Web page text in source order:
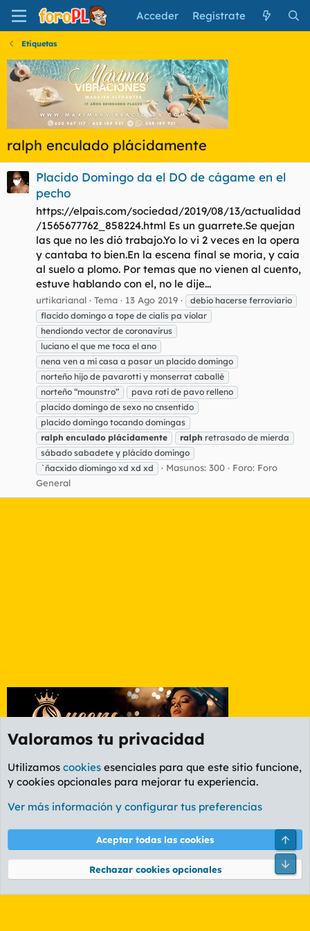
Acceder Regístrate
Etiquetas
ralph enculado plácidamente
Placido Domingo da el DO de cágame en el
pecho
https://elpais.com/sociedad/2019/08/13/actualidad
/1565677762_858224.html Es un guarrete.Se quejan
las que no les dió trabajo.Yo lo vi 2 veces en la opera
y cantaba to bien.En la escena final se moria, y caia
al suelo a plomo. Por temas que no vienen al cuento,
estuve hablando con el, no le dije...
urtikarianal Tema 13 Ago 2019
debio hacerse ferroviario
flacido domingo a tope de cialis pa violar
hendiondo vector de coronavirus
luciano el que me toca el ano
nena ven a mi casa a pasar un placido domingo
norteño hijo de pavarotti y monserrat caballé
norteño “mounstro”
pava roti de pavo relleno
placido domingo de sexo no cnsentido
placido domingo tocando domingas
ralph enculado plácidamente ralph retrasado de mierda
sábado sabadete y plácido domingo
`ñacxido diomingo xd xd xd
Masunos: 300 Foro: Foro
General
Etiquetas
Cookies
PL OLDSTYLE AMARILLO
Términos y reglas Política de privacidad Ayuda
Community platform by XenForo® © 2010-2026 XenForo Ltd.
Valoramos tu privacidad
Utilizamos cookies esenciales para que este sitio funcione,
y cookies opcionales para mejorar tu experiencia.
Ver más información y configurar tus preferencias
Aceptar todas las cookies
Rechazar cookies opcionales
Pie